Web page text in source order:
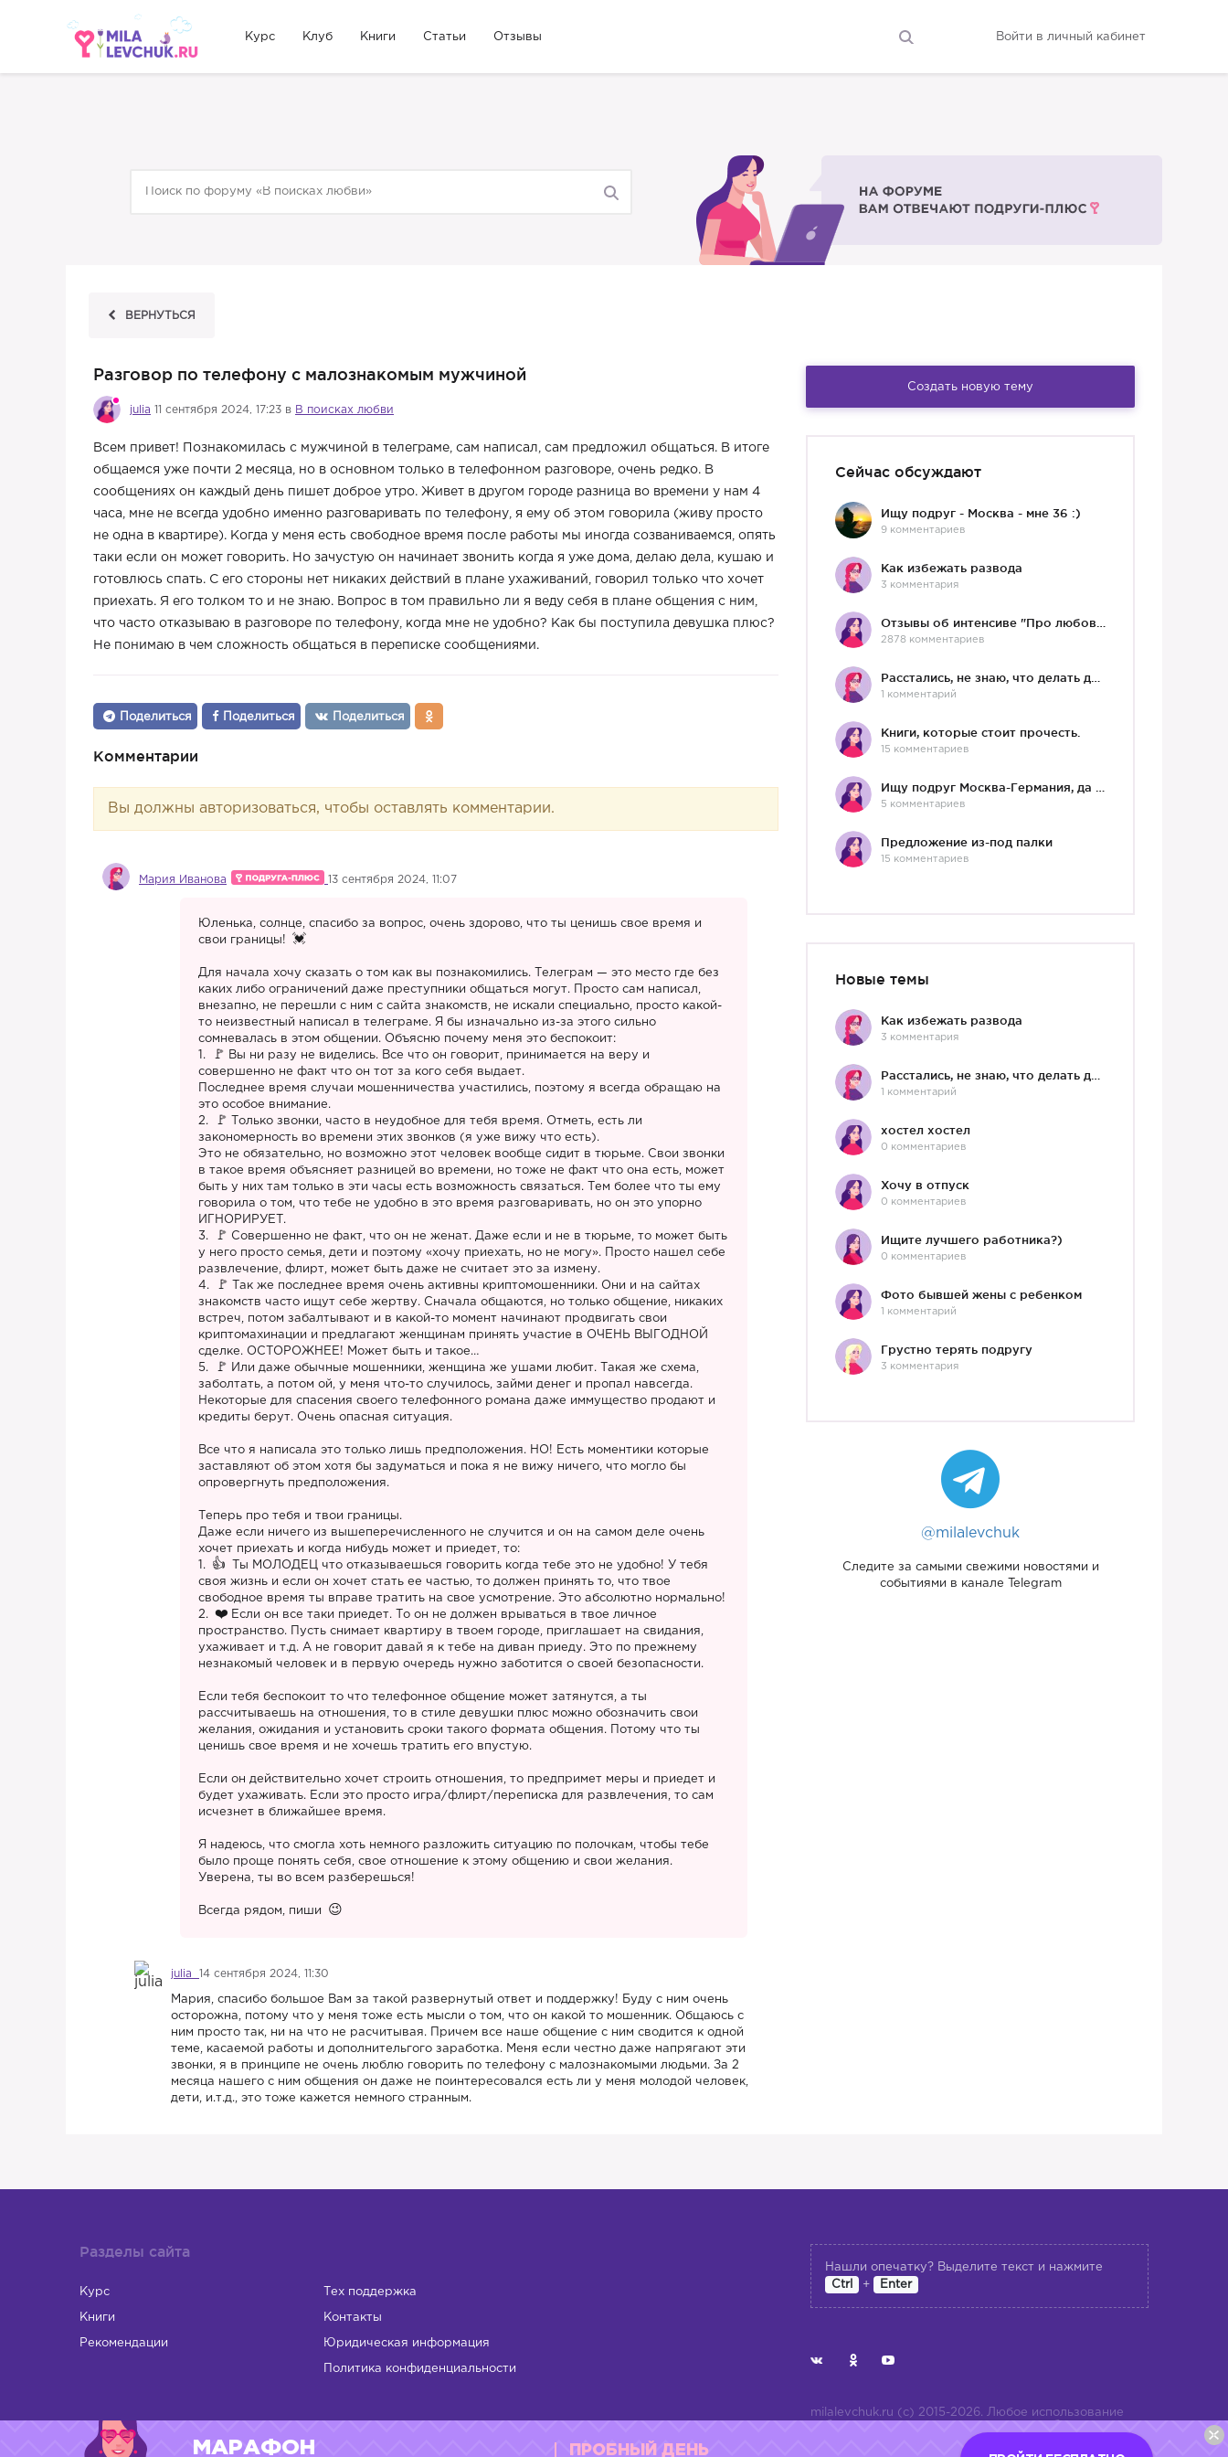
Курс Клуб Книги Статьи Отзывы Войти в личный кабинет
ВЕРНУТЬСЯ
Разговор по телефону с малознакомым мужчиной
julia 11 сентября 2024, 17:23 в В поисках любви
Всем привет! Познакомилась с мужчиной в телеграме, сам написал, сам предложил общаться. В итоге
общаемся уже почти 2 месяца, но в основном только в телефонном разговоре, очень редко. В
сообщениях он каждый день пишет доброе утро. Живет в другом городе разница во времени у нам 4
часа, мне не всегда удобно именно разговаривать по телефону, я ему об этом говорила (живу просто
не одна в квартире). Когда у меня есть свободное время после работы мы иногда созваниваемся, опять
таки если он может говорить. Но зачустую он начинает звонить когда я уже дома, делаю дела, кушаю и
готовлюсь спать. С его стороны нет никаких действий в плане ухаживаний, говорил только что хочет
приехать. Я его толком то и не знаю. Вопрос в том правильно ли я веду себя в плане общения с ним,
что часто отказываю в разговоре по телефону, когда мне не удобно? Как бы поступила девушка плюс?
Не понимаю в чем сложность общаться в переписке сообщениями.
Поделиться Поделиться Поделиться
Комментарии
Вы должны авторизоваться, чтобы оставлять комментарии.
Мария Иванова 13 сентября 2024, 11:07
Юленька, солнце, спасибо за вопрос, очень здорово, что ты ценишь свое время и
свои границы!
Для начала хочу сказать о том как вы познакомились. Телеграм — это место где без
каких либо ограничений даже преступники общаться могут. Просто сам написал,
внезапно, не перешли с ним с сайта знакомств, не искали специально, просто какой-
то неизвестный написал в телеграме. Я бы изначально из-за этого сильно
сомневалась в этом общении. Объясню почему меня это беспокоит:
1.
Вы ни разу не виделись. Все что он говорит, принимается на веру и
совершенно не факт что он тот за кого себя выдает.
Последнее время случаи мошенничества участились, поэтому я всегда обращаю на
это особое внимание.
2.
Только звонки, часто в неудобное для тебя время. Отметь, есть ли
закономерность во времени этих звонков (я уже вижу что есть).
Это не обязательно, но возможно этот человек вообще сидит в тюрьме. Свои звонки
в такое время объясняет разницей во времени, но тоже не факт что она есть, может
быть у них там только в эти часы есть возможность связаться. Тем более что ты ему
говорила о том, что тебе не удобно в это время разговаривать, но он это упорно
ИГНОРИРУЕТ.
3.
Совершенно не факт, что он не женат. Даже если и не в тюрьме, то может быть
у него просто семья, дети и поэтому «хочу приехать, но не могу». Просто нашел себе
развлечение, флирт, может быть даже не считает это за измену.
4.
Так же последнее время очень активны криптомошенники. Они и на сайтах
знакомств часто ищут себе жертву. Сначала общаются, но только общение, никаких
встреч, потом забалтывают и в какой-то момент начинают продвигать свои
криптомахинации и предлагают женщинам принять участие в ОЧЕНЬ ВЫГОДНОЙ
сделке. ОСТОРОЖНЕЕ! Может быть и такое…
5.
Или даже обычные мошенники, женщина же ушами любит. Такая же схема,
заболтать, а потом ой, у меня что-то случилось, займи денег и пропал навсегда.
Некоторые для спасения своего телефонного романа даже иммущество продают и
кредиты берут. Очень опасная ситуация.
Все что я написала это только лишь предположения. НО! Есть моментики которые
заставляют об этом хотя бы задуматься и пока я не вижу ничего, что могло бы
опровергнуть предположения.
Теперь про тебя и твои границы.
Даже если ничего из вышеперечисленного не случится и он на самом деле очень
хочет приехать и когда нибудь может и приедет, то:
1.
Ты МОЛОДЕЦ что отказываешься говорить когда тебе это не удобно! У тебя
своя жизнь и если он хочет стать ее частью, то должен принять то, что твое
свободное время ты вправе тратить на свое усмотрение. Это абсолютно нормально!
2.
Если он все таки приедет. То он не должен врываться в твое личное
пространство. Пусть снимает квартиру в твоем городе, приглашает на свидания,
ухаживает и т.д. А не говорит давай я к тебе на диван приеду. Это по прежнему
незнакомый человек и в первую очередь нужно заботится о своей безопасности.
Если тебя беспокоит то что телефонное общение может затянутся, а ты
рассчитываешь на отношения, то в стиле девушки плюс можно обозначить свои
желания, ожидания и установить сроки такого формата общения. Потому что ты
ценишь свое время и не хочешь тратить его впустую.
Если он действительно хочет строить отношения, то предпримет меры и приедет и
будет ухаживать. Если это просто игра/флирт/переписка для развлечения, то сам
исчезнет в ближайшее время.
Я надеюсь, что смогла хоть немного разложить ситуацию по полочкам, чтобы тебе
было проще понять себя, свое отношение к этому общению и свои желания.
Уверена, ты во всем разберешься!
Всегда рядом, пиши
julia 14 сентября 2024, 11:30
Мария, спасибо большое Вам за такой развернутый ответ и поддержку! Буду с ним очень
осторожна, потому что у меня тоже есть мысли о том, что он какой то мошенник. Общаюсь с
ним просто так, ни на что не расчитывая. Причем все наше общение с ним сводится к одной
теме, касаемой работы и дополнительгого заработка. Меня если честно даже напрягают эти
звонки, я в принципе не очень люблю говорить по телефону с малознакомыми людьми. За 2
месяца нашего с ним общения он даже не поинтересовался есть ли у меня молодой человек,
дети, и.т.д., это тоже кажется немного странным.
Создать новую тему
Сейчас обсуждают
Ищу подруг - Москва - мне 36 :)
9 комментариев
Как избежать развода
3 комментария
2878 комментариев
1 комментарий
Книги, которые стоит прочесть.
15 комментариев
5 комментариев
Предложение из-под палки
15 комментариев
Новые темы
Как избежать развода
3 комментария
1 комментарий
хостел хостел
0 комментариев
Хочу в отпуск
0 комментариев
Ищите лучшего работника?)
0 комментариев
Фото бывшей жены с ребенком
1 комментарий
Грустно терять подругу
3 комментария
@milalevchuk
Следите за самыми свежими новостями и
событиями в канале Telegram
Разделы сайта
Курс
Книги
Рекомендации
Тех поддержка
Контакты
Юридическая информация
Политика конфиденциальности
Нашли опечатку? Выделите текст и нажмите
Ctrl
+ Enter
milalevchuk.ru (с) 2015-2026. Любое использование
материалов сайта, элементов дизайна и оформления
допускается лишь с разрешения правообладателя и
МАРАФОН ПРОБНЫЙ ДЕНЬ